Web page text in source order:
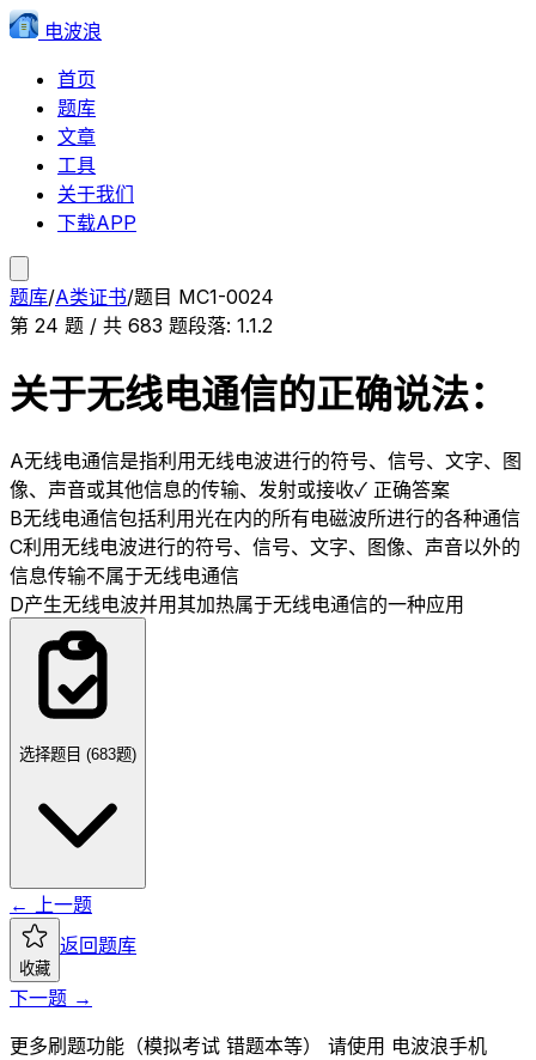
电波浪
首页
题库
文章
工具
关于我们
下载APP
题库/A类证书/题目 MC1-0024
第 24 题 / 共 683 题段落: 1.1.2
关于无线电通信的正确说法：
A无线电通信是指利用无线电波进行的符号、信号、文字、图
像、声音或其他信息的传输、发射或接收✓ 正确答案
B无线电通信包括利用光在内的所有电磁波所进行的各种通信
C利用无线电波进行的符号、信号、文字、图像、声音以外的
信息传输不属于无线电通信
D产生无线电波并用其加热属于无线电通信的一种应用
选择题目 (683题)
← 上一题
收藏
返回题库
下一题 →
更多刷题功能（模拟考试 错题本等） 请使用 电波浪手机